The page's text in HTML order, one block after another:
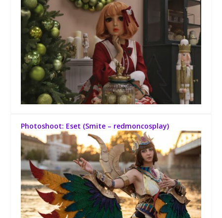
Photoshoot: Eset (Smite – redmoncosplay)